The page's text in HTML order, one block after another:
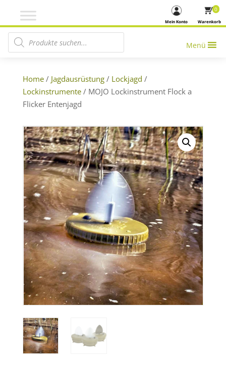
Warenkorb
0
Mein Konto
Products search
Menü
Home/ Jagdausrüstung/ Lockjagd /
Lockinstrumente/ MOJO Lockinstrument Flock a
Flicker Entenjagd